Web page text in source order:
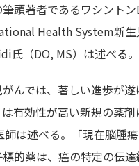
頭著者であるワシントン
Health System新生
氏（DO, MS）は述べる。
がんでは、著しい進歩が
有効性が高い新規の薬剤
は述べる。「現在脳腫
的薬は、癌の特定の伝